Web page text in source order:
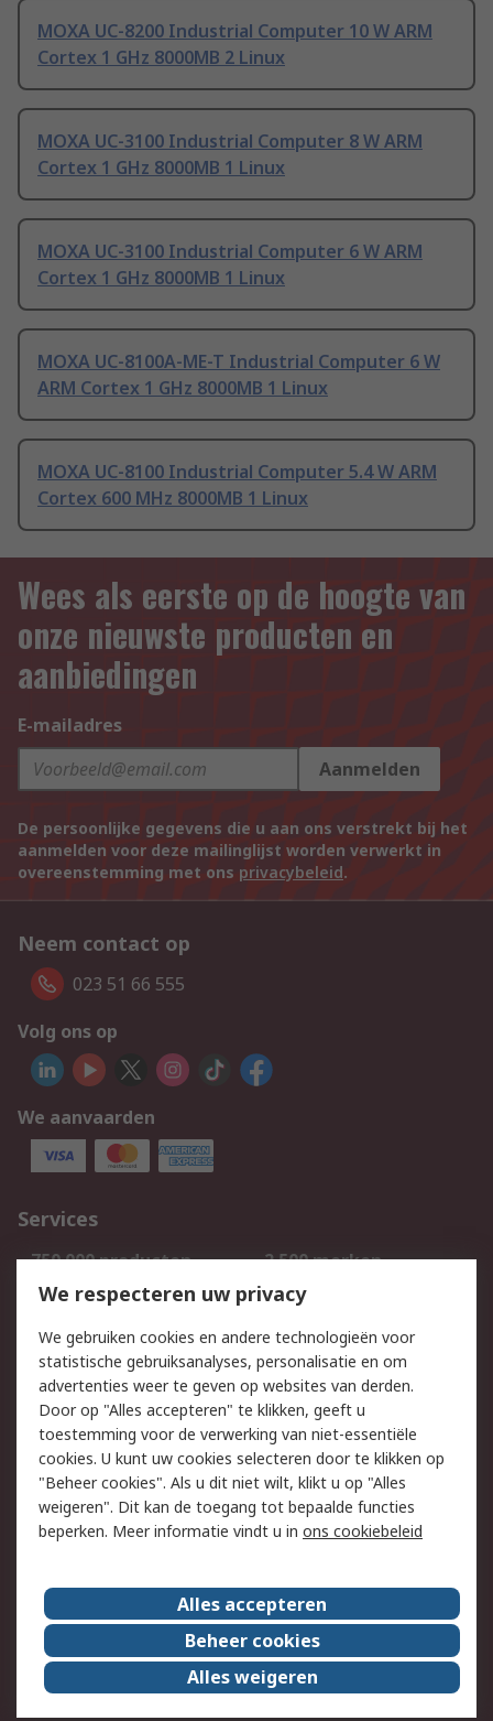
MOXA UC-8200 Industrial Computer 10 W ARM
Cortex 1 GHz 8000MB 2 Linux
MOXA UC-3100 Industrial Computer 8 W ARM
Cortex 1 GHz 8000MB 1 Linux
MOXA UC-3100 Industrial Computer 6 W ARM
Cortex 1 GHz 8000MB 1 Linux
MOXA UC-8100A-ME-T Industrial Computer 6 W
ARM Cortex 1 GHz 8000MB 1 Linux
MOXA UC-8100 Industrial Computer 5.4 W ARM
Cortex 600 MHz 8000MB 1 Linux
Wees als eerste op de hoogte van
onze nieuwste producten en
aanbiedingen
E-mailadres
Aanmelden
De persoonlijke gegevens die u aan ons verstrekt bij het
aanmelden voor deze mailinglijst worden verwerkt in
overeenstemming met ons privacybeleid.
Neem contact op
023 51 66 555
Volg ons op
We aanvaarden
Services
750.000 producten
2.500 merken
Bestellen
Inkoopoplossingen
Track & Trace
Wettelijk
Cookiebeleid
Email veiligheid
Privacybeleid
Websitevoorwaarden
Algemene
verkoopvoorwaarden
Over RS
RS Group
Over ons
RS wereldwijd
Werken bij RS
ESG
We respecteren uw privacy
We gebruiken cookies en andere technologieën voor
statistische gebruiksanalyses, personalisatie en om
advertenties weer te geven op websites van derden.
Door op "Alles accepteren" te klikken, geeft u
toestemming voor de verwerking van niet-essentiële
cookies. U kunt uw cookies selecteren door te klikken op
"Beheer cookies". Als u dit niet wilt, klikt u op "Alles
weigeren". Dit kan de toegang tot bepaalde functies
beperken. Meer informatie vindt u in ons cookiebeleid
Alles accepteren
Beheer cookies
Alles weigeren